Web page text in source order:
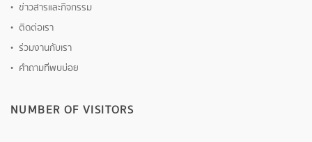
ข่าวสารและกิจกรรม
ติดต่อเรา
ร่วมงานกับเรา
คำถามที่พบบ่อย
NUMBER OF VISITORS